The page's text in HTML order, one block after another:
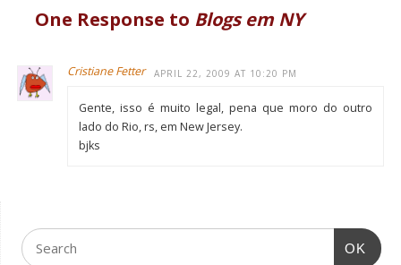
One Response to Blogs em NY
Cristiane Fetter APRIL 22, 2009 AT 10:20 PM
Gente, isso é muito legal, pena que moro do outro
lado do Rio, rs, em New Jersey.
bjks
OK